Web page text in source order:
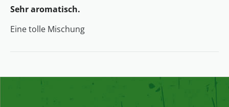
Sehr aromatisch.
Eine tolle Mischung